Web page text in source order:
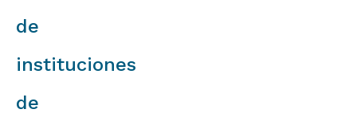
de
instituciones
de